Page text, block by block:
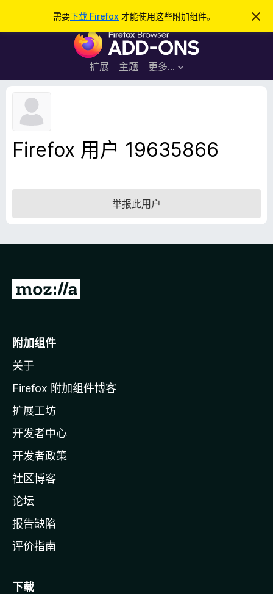
需要下载 Firefox 才能使用这些附加组件。
忽
此
F
r
e
览
加
组
扩展 主题 更多…
登录
Firefox 用户 19635866
举报此用户
转
o
i
l
a
主
页
附加组件
关于
Firefox 附加组件博客
扩展工坊
开发者中心
开发者政策
社区博客
论坛
报告缺陷
评价指南
下载